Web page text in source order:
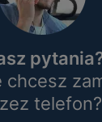
chcesz
telefon?